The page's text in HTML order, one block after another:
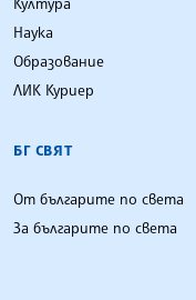
Наука
Образование
ЛИК Куриер
БГ СВЯТ
От българите по света
За българите по света